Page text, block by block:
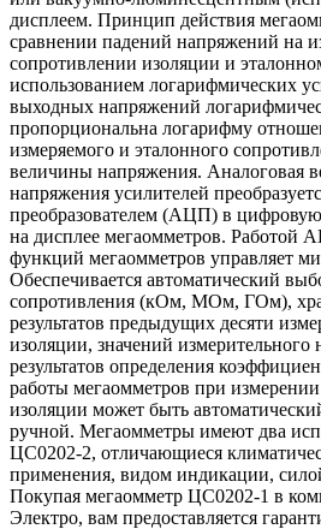
дисплеем. Принцип действия
сравнении падений напряжений на
сопротивлении изоляции и
использованием логарифмических
выходных напряжений
пропорциональна логарифму
измеряемого и эталонного
величины напряжения. Аналоговая
напряжения усилителей
преобразователем (АЦП) в
на дисплее мегаомметров. Работой
функций мегаомметров управляет
Обеспечивается автоматический
сопротивления (кОм, МОм, ГОм),
результатов предыдущих десяти
изоляции, значений измерительного
результатов определения
работы мегаомметров при
изоляции может быть
ручной. Мегаомметры имеют два
ЦС0202-2, отличающиеся
применения, видом индикации,
Покупая мегаомметр ЦС0202-1 в
Электро, вам предоставляется